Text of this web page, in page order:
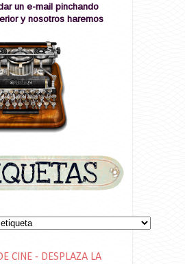
un e-mail pinchando
y nosotros haremos
CINE - DESPLAZA LA